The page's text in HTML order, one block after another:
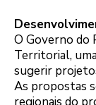
O Governo do
Territorial,
sugerir
As propostas